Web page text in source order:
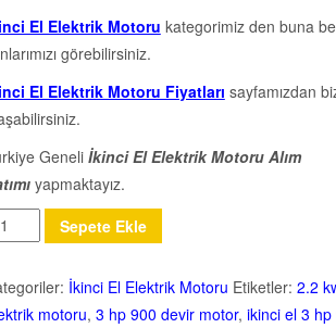
El Elektrik Motoru kategorimiz den buna
görebilirsiniz.
El Elektrik Motoru Fiyatları sayfamızdan
Geneliİkinci El Elektrik Motoru Alım
yapmaktayız.
Sepete Ekle
İkinci El Elektrik Motoru Etiketler: 2.2
motoru, 3 hp 900 devir motor, ikinci el 3